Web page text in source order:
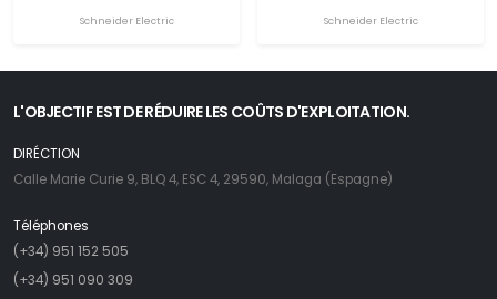
Schneider Electric
Schneider Electric
L'OBJECTIF EST DE RÉDUIRE LES COÛTS D'EXPLOITATION.
DIRÉCTION
Calle Marie Curie 9, BLQ 4, ESC 4, 29590, Malaga (Espagne)
Téléphones
(+34) 951 152 505
(+34) 951 090 309